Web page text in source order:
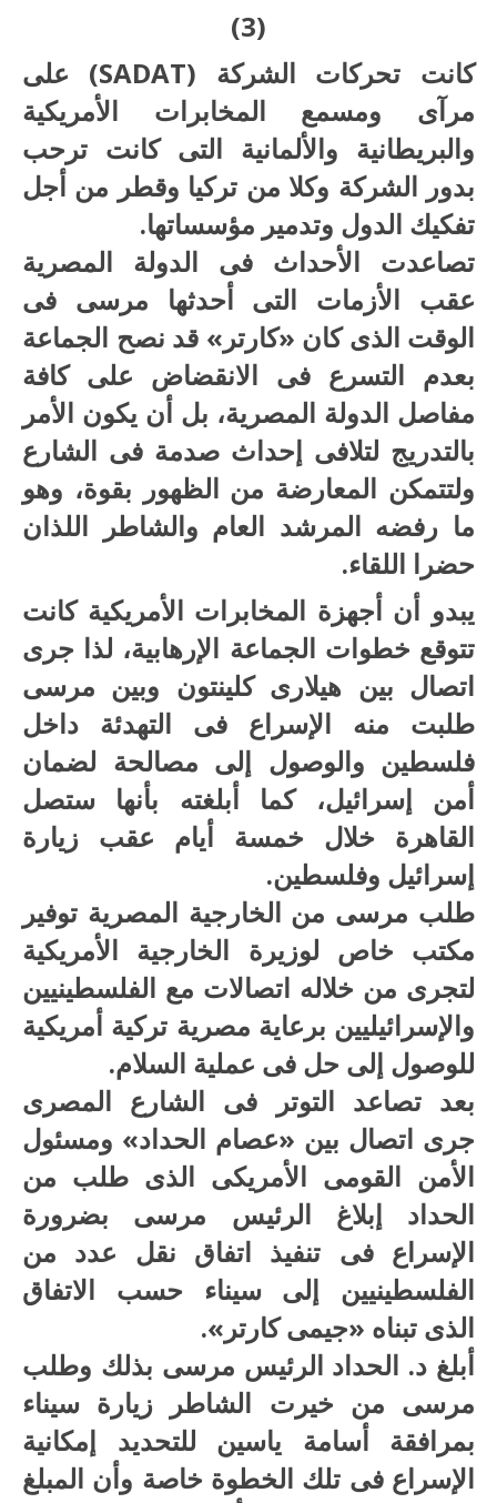
كانت تحركات الشركة (SADAT) على
مرآى ومسمع المخابرات الأمريكية
والبريطانية والألمانية التى كانت ترحب
بدور الشركة وكلا من تركيا وقطر من أجل
تفكيك الدول وتدمير مؤسساتها.
تصاعدت الأحداث فى الدولة المصرية
عقب الأزمات التى أحدثها مرسى فى
الوقت الذى كان «كارتر» قد نصح الجماعة
بعدم التسرع فى الانقضاض على كافة
مفاصل الدولة المصرية، بل أن يكون الأمر
بالتدريج لتلافى إحداث صدمة فى الشارع
ولتتمكن المعارضة من الظهور بقوة، وهو
ما رفضه المرشد العام والشاطر اللذان
حضرا اللقاء.
يبدو أن أجهزة المخابرات الأمريكية كانت
تتوقع خطوات الجماعة الإرهابية، لذا جرى
اتصال بين هيلارى كلينتون وبين مرسى
طلبت منه الإسراع فى التهدئة داخل
فلسطين والوصول إلى مصالحة لضمان
أمن إسرائيل، كما أبلغته بأنها ستصل
القاهرة خلال خمسة أيام عقب زيارة
إسرائيل وفلسطين.
طلب مرسى من الخارجية المصرية توفير
مكتب خاص لوزيرة الخارجية الأمريكية
لتجرى من خلاله اتصالات مع الفلسطينيين
والإسرائيليين برعاية مصرية تركية أمريكية
للوصول إلى حل فى عملية السلام.
بعد تصاعد التوتر فى الشارع المصرى
جرى اتصال بين «عصام الحداد» ومسئول
الأمن القومى الأمريكى الذى طلب من
الحداد إبلاغ الرئيس مرسى بضرورة
الإسراع فى تنفيذ اتفاق نقل عدد من
الفلسطينيين إلى سيناء حسب الاتفاق
الذى تبناه «جيمى كارتر».
أبلغ د. الحداد الرئيس مرسى بذلك وطلب
مرسى من خيرت الشاطر زيارة سيناء
بمرافقة أسامة ياسين للتحديد إمكانية
الإسراع فى تلك الخطوة خاصة وأن المبلغ